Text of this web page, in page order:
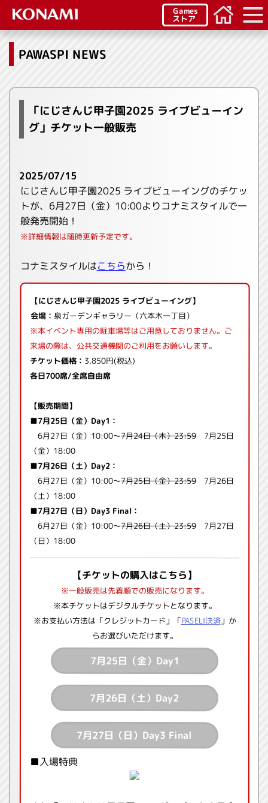
Games
ストア
PAWASPI NEWS
「にじさんじ甲子園2025 ライブビューイン
グ」チケット一般販売
2025/07/15
にじさんじ甲子園2025 ライブビューイングのチケッ
トが、6月27日（金）10:00よりコナミスタイルで一
般発売開始！
※詳細情報は随時更新予定です。
コナミスタイルはこちらから！
【にじさんじ甲子園2025 ライブビューイング】
会場： 泉ガーデンギャラリー（六本木一丁目）
※本イベント専用の駐車場等はご用意しておりません。ご
来場の際は、公共交通機関のご利用をお願いします。
チケット価格： 3,850円(税込)
各日700席/全席自由席
【販売期間】
■7月25日（金）Day1：
6月27日（金）10:00〜7月24日（木）23:597月25日
（金）18:00
■7月26日（土）Day2：
6月27日（金）10:00〜7月25日（金）23:597月26日
（土）18:00
■7月27日（日）Day3 Final：
6月27日（金）10:00〜7月26日（土）23:597月27日
（日）18:00
【チケットの購入はこちら】
※一般販売は先着順での販売になります。
※本チケットはデジタルチケットとなります。
※お支払い方法は「クレジットカード」「PASELI決済」か
らお選びいただけます。
7月25日（金）Day1
7月26日（土）Day2
7月27日（日）Day3 Final
■入場特典